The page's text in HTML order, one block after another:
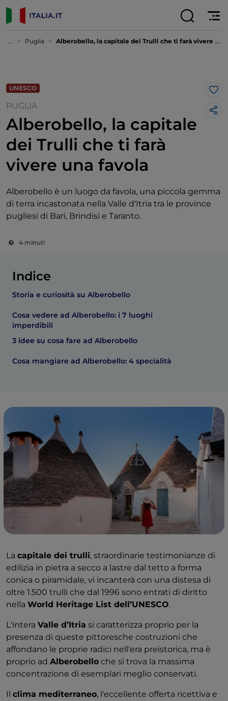
... Puglia Alberobello, la capitale dei Trulli che ti farà vivere una favola
UNESCO
PUGLIA
Alberobello, la capitale
dei Trulli che ti farà
vivere una favola
Alberobello è un luogo da favola, una piccola gemma
di terra incastonata nella Valle d'Itria tra le province
pugliesi di Bari, Brindisi e Taranto.
4 minuti
Indice
Storia e curiosità su Alberobello
Cosa vedere ad Alberobello: i 7 luoghi
imperdibili
3 idee su cosa fare ad Alberobello
Cosa mangiare ad Alberobello: 4 specialità
La capitale dei trulli, straordinarie testimonianze di
edilizia in pietra a secco a lastre dal tetto a forma
conica o piramidale, vi incanterà con una distesa di
oltre 1.500 trulli che dal 1996 sono entrati di diritto
nella World Heritage List dell’UNESCO.
L'intera Valle d’Itria si caratterizza proprio per la
presenza di queste pittoresche costruzioni che
affondano le proprie radici nell'era preistorica, ma è
proprio ad Alberobello che si trova la massima
concentrazione di esemplari meglio conservati.
Il clima mediterraneo, l'eccellente offerta ricettiva e